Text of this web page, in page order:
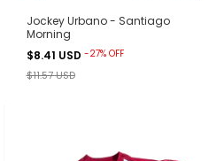
Jockey Urbano - Santiago
Morning
$8.41 USD -27% OFF
$11.57 USD